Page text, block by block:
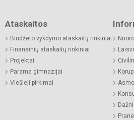
Ataskaitos
Biudžeto vykdymo ataskaitų rinkiniai
Finansinių ataskaitų rinkiniai
Projektai
Parama gimnazijai
Viešieji pirkimai